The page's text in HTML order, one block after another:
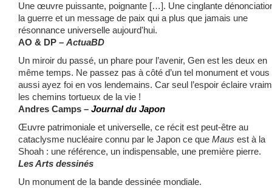
Une œuvre puissante, poignante […]. Une cinglante
la guerre et un message de paix qui a plus que jamais une
résonnance universelle aujourd'hui.
AO & DP – ActuaBD
Un miroir du passé, un phare pour l’avenir, Gen est les deux en
même temps. Ne passez pas à côté d’un tel monument et vous
aussi ayez foi en vos lendemains. Car seul l’espoir éclaire
les chemins tortueux de la vie !
Andres Camps – Journal du Japon
Œuvre patrimoniale et universelle, ce récit est peut-être au
cataclysme nucléaire connu par le Japon ce que Maus est à la
Shoah : une référence, un indispensable, une première pierre.
Les Arts dessinés
Un monument de la bande dessinée mondiale.